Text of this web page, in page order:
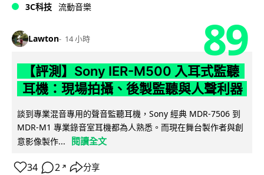
3C科技 流動音樂
Lawton 14 小時 89
【評測】Sony IER-M500 入耳式監聽
耳機：現場拍攝、後製監聽與人聲利器
談到專業混音專用的聲音監聽耳機，Sony 經典 MDR-7506 到
MDR-M1 專業錄音室耳機都為人熟悉。而現在舞台製作者與創
意影像製作...
閱讀全文
34 2 ↗ 分享